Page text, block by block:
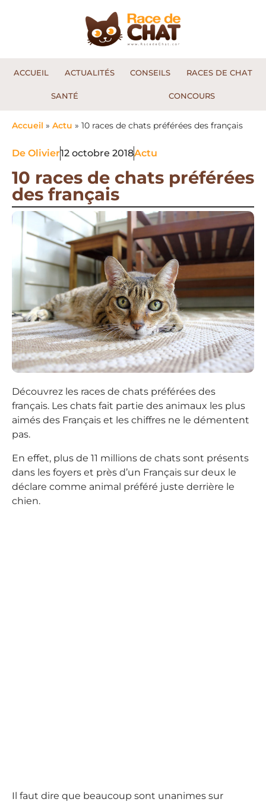
ACCUEIL ACTUALITÉS CONSEILS RACES DE CHAT
SANTÉ CONCOURS
Accueil » Actu » 10 races de chats préférées des français
De Olivier12 octobre 2018Actu
10 races de chats préférées
des français
Découvrez les races de chats préférées des
français. Les chats fait partie des animaux les plus
aimés des Français et les chiffres ne le démentent
pas.
En effet, plus de 11 millions de chats sont présents
dans les foyers et près d’un Français sur deux le
déclare comme animal préféré juste derrière le
chien.
Il faut dire que beaucoup sont unanimes sur